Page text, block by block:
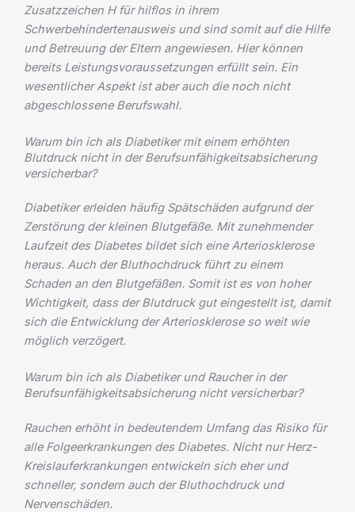
Zusatzzeichen H für hilflos in ihrem
Schwerbehindertenausweis und sind somit auf die Hilfe
und Betreuung der Eltern angewiesen. Hier können
bereits Leistungsvoraussetzungen erfüllt sein. Ein
wesentlicher Aspekt ist aber auch die noch nicht
abgeschlossene Berufswahl.
Warum bin ich als Diabetiker mit einem erhöhten
Blutdruck nicht in der Berufsunfähigkeitsabsicherung
versicherbar?
Diabetiker erleiden häufig Spätschäden aufgrund der
Zerstörung der kleinen Blutgefäße. Mit zunehmender
Laufzeit des Diabetes bildet sich eine Arteriosklerose
heraus. Auch der Bluthochdruck führt zu einem
Schaden an den Blutgefäßen. Somit ist es von hoher
Wichtigkeit, dass der Blutdruck gut eingestellt ist, damit
sich die Entwicklung der Arteriosklerose so weit wie
möglich verzögert.
Warum bin ich als Diabetiker und Raucher in der
Berufsunfähigkeitsabsicherung nicht versicherbar?
Rauchen erhöht in bedeutendem Umfang das Risiko für
alle Folgeerkrankungen des Diabetes. Nicht nur Herz-
Kreislauferkrankungen entwickeln sich eher und
schneller, sondern auch der Bluthochdruck und
Nervenschäden.